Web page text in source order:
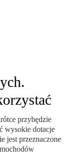
przybędzie
wysokie dotacje
jest przeznaczone